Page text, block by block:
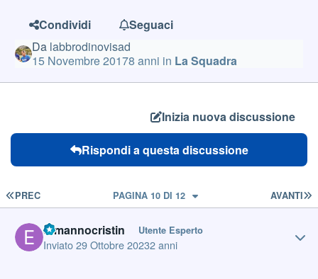
Condividi
Seguaci
Da labbrodinovisad
15 Novembre 20178 anni in La Squadra
Inizia nuova discussione
Rispondi a questa discussione
PRIMA PAGINA
PREC AVANTI
PAGINA 10 DI 12
ermannocristin Utente Esperto
Inviato29 Ottobre 20232 anni